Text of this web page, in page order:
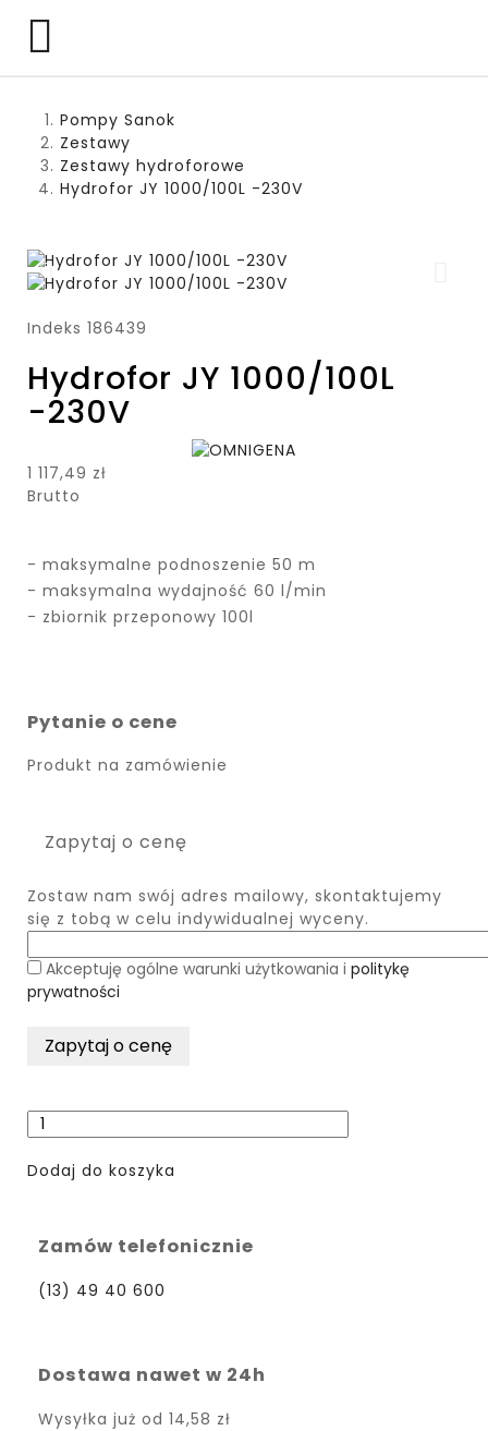

Pompy Sanok
Zestawy
Zestawy hydroforowe
Hydrofor JY 1000/100L -230V
Indeks 186439
Hydrofor JY 1000/100L
-230V
1 117,49 zł
Brutto
- maksymalne podnoszenie 50 m
- maksymalna wydajność 60 l/min
- zbiornik przeponowy 100l
Pytanie o cene
Produkt na zamówienie
Zapytaj o cenę
Zostaw nam swój adres mailowy, skontaktujemy
się z tobą w celu indywidualnej wyceny.
Akceptuję ogólne warunki użytkowania i politykę
prywatności
Dodaj do koszyka
Zamów telefonicznie
(13) 49 40 600
Dostawa nawet w 24h
Wysyłka już od 14,58 zł